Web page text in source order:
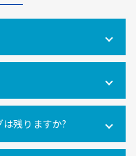
るPCの操作ログを取得
11(Big Sur)、
ライアントでは、PC
無操作時間）のみの対
残りますか?
でのパソコン利用も利